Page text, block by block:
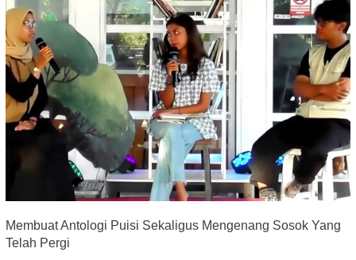
Membuat Antologi Puisi Sekaligus Mengenang Sosok Yang
Telah Pergi